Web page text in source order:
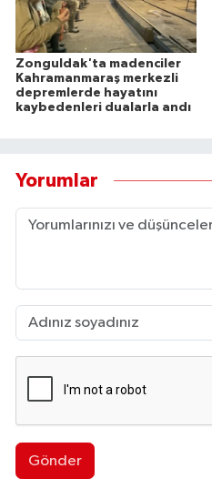
Zonguldak'ta madenciler
Kahramanmaraş merkezli
depremlerde hayatını
kaybedenleri dualarla andı
Yorumlar
Gönder